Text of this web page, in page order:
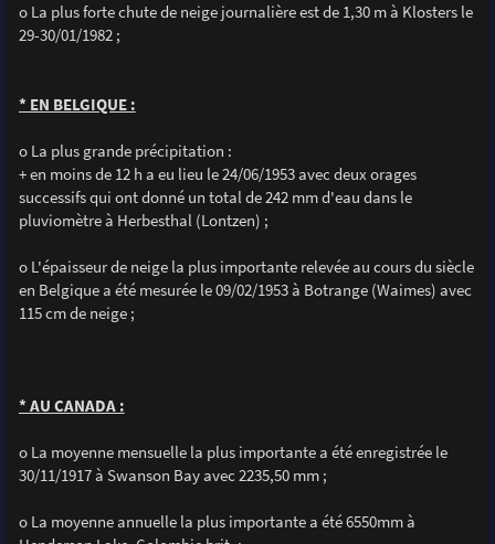
o La plus forte chute de neige journalière est de 1,30 m à Klosters le
29-30/01/1982 ;
* EN BELGIQUE :
o La plus grande précipitation :
+ en moins de 12 h a eu lieu le 24/06/1953 avec deux orages
successifs qui ont donné un total de 242 mm d'eau dans le
pluviomètre à Herbesthal (Lontzen) ;
o L'épaisseur de neige la plus importante relevée au cours du siècle
en Belgique a été mesurée le 09/02/1953 à Botrange (Waimes) avec
115 cm de neige ;
* AU CANADA :
o La moyenne mensuelle la plus importante a été enregistrée le
30/11/1917 à Swanson Bay avec 2235,50 mm ;
o La moyenne annuelle la plus importante a été 6550mm à